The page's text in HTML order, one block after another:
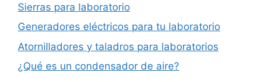
Sierras para laboratorio
Generadores eléctricos para tu laboratorio
Atornilladores y taladros para laboratorios
¿Qué es un condensador de aire?